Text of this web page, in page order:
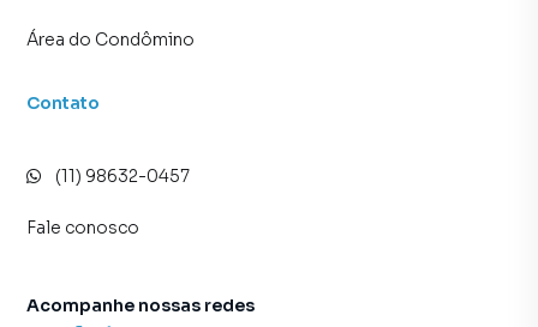
Área do Condômino
Contato
(11) 98632-0457
Fale conosco
Acompanhe nossas redes